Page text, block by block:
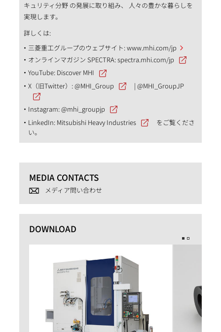
キュリティ分野 の発展に取り組み、 人々の豊かな暮らしを
実現します。
詳しくは:
三菱重工グループのウェブサイト:www.mhi.com/jp
オンラインマガジン SPECTRA:spectra.mhi.com/jp
YouTube: Discover MHI
X（旧Twitter）:@MHI_Group |@MHI_GroupJP
Instagram:@mhi_groupjp
LinkedIn: Mitsubishi Heavy Industries
をご覧くださ
い。
MEDIA CONTACTS
メディア問い合わせ
DOWNLOAD